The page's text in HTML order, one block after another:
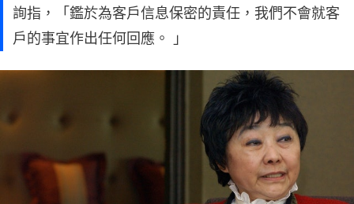
詢指，「鑑於為客戶信息保密的責任，我們不會就客
戶的事宜作出任何回應。 」